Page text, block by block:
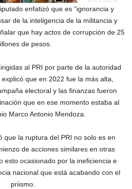
enfatizó que es “ignorancia y
de la inteligencia de la militancia y
que hay actos de corrupción de 25
de pesos.
al PRI por parte de la autoridad
que en 2022 fue la más alta,
electoral y las finanzas fueron
que en ese momento estaba al
Marco Antonio Mendoza.
que la ruptura del PRI no solo es en
de acciones similares en otras
esto ocasionado por la ineficiencia e
nacional que está acabando con el
priismo.